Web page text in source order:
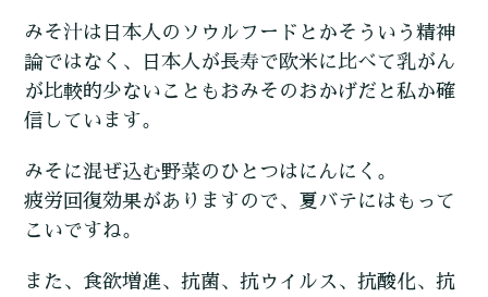
みそ汁は日本人のソウルフードとかそういう精神
論ではなく、日本人が長寿で欧米に比べて乳がん
が比較的少ないこともおみそのおかげだと私か確
信しています。
みそに混ぜ込む野菜のひとつはにんにく。
疲労回復効果がありますので、夏バテにはもって
こいですね。
また、食欲増進、抗菌、抗ウイルス、抗酸化、抗